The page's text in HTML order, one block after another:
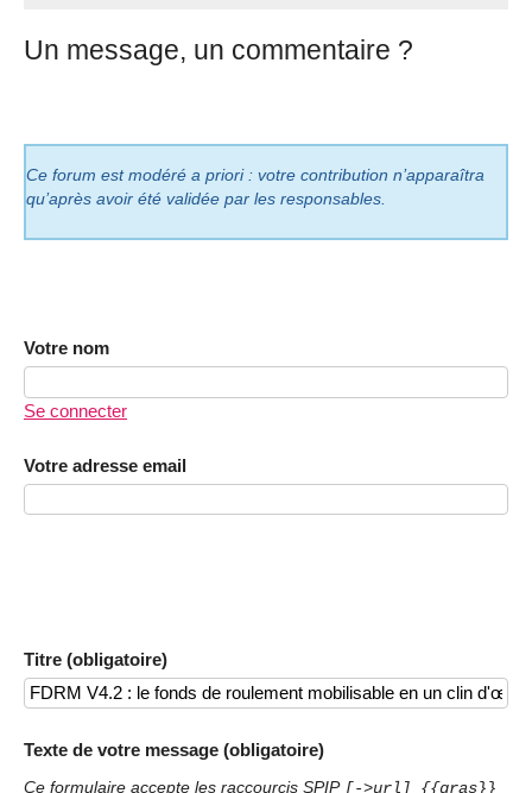
Un message, un commentaire ?
Ce forum est modéré a priori : votre contribution n’apparaîtra
qu’après avoir été validée par les responsables.
Votre nom
Se connecter
Votre adresse email
Titre (obligatoire)
Texte de votre message (obligatoire)
Ce formulaire accepte les raccourcis SPIP [->url] {{gras}}